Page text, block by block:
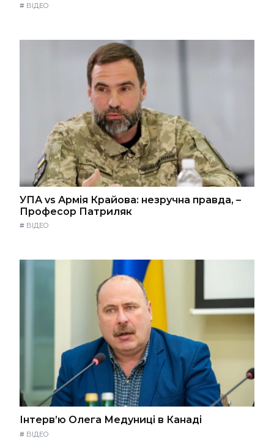
# ВІДЕО
УПА vs Армія Крайова: незручна правда, –
Професор Патриляк
# ВІДЕО
Інтерв’ю Олега Медуниці в Канаді
# ВІДЕО